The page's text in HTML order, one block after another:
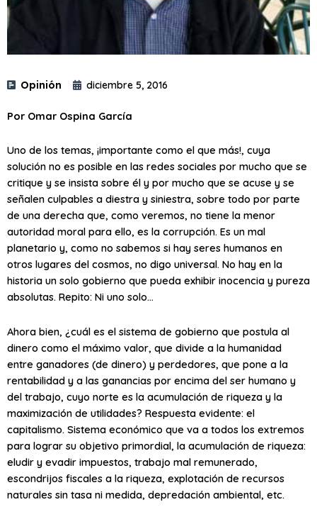
Opinión diciembre 5, 2016
Por Omar Ospina García
Uno de los temas, ¡importante como el que más!, cuya
solución no es posible en las redes sociales por mucho que se
critique y se insista sobre él y por mucho que se acuse y se
señalen culpables a diestra y siniestra, sobre todo por parte
de una derecha que, como veremos, no tiene la menor
autoridad moral para ello, es la corrupción. Es un mal
planetario y, como no sabemos si hay seres humanos en
otros lugares del cosmos, no digo universal. No hay en la
historia un solo gobierno que pueda exhibir inocencia y pureza
absolutas. Repito: Ni uno solo…
Ahora bien, ¿cuál es el sistema de gobierno que postula al
dinero como el máximo valor, que divide a la humanidad
entre ganadores (de dinero) y perdedores, que pone a la
rentabilidad y a las ganancias por encima del ser humano y
del trabajo, cuyo norte es la acumulación de riqueza y la
maximización de utilidades? Respuesta evidente: el
capitalismo. Sistema económico que va a todos los extremos
para lograr su objetivo primordial, la acumulación de riqueza:
eludir y evadir impuestos, trabajo mal remunerado,
escondrijos fiscales a la riqueza, explotación de recursos
naturales sin tasa ni medida, depredación ambiental, etc.